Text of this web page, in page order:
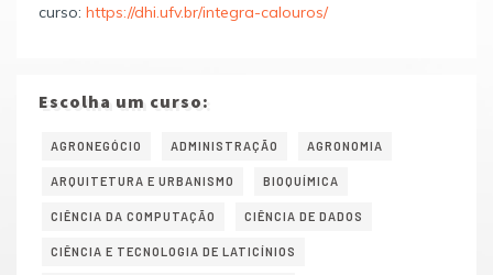
curso: https://dhi.ufv.br/integra-calouros/
Escolha um curso:
AGRONEGÓCIO ADMINISTRAÇÃO AGRONOMIA
ARQUITETURA E URBANISMO BIOQUÍMICA
CIÊNCIA DA COMPUTAÇÃO CIÊNCIA DE DADOS
CIÊNCIA E TECNOLOGIA DE LATICÍNIOS